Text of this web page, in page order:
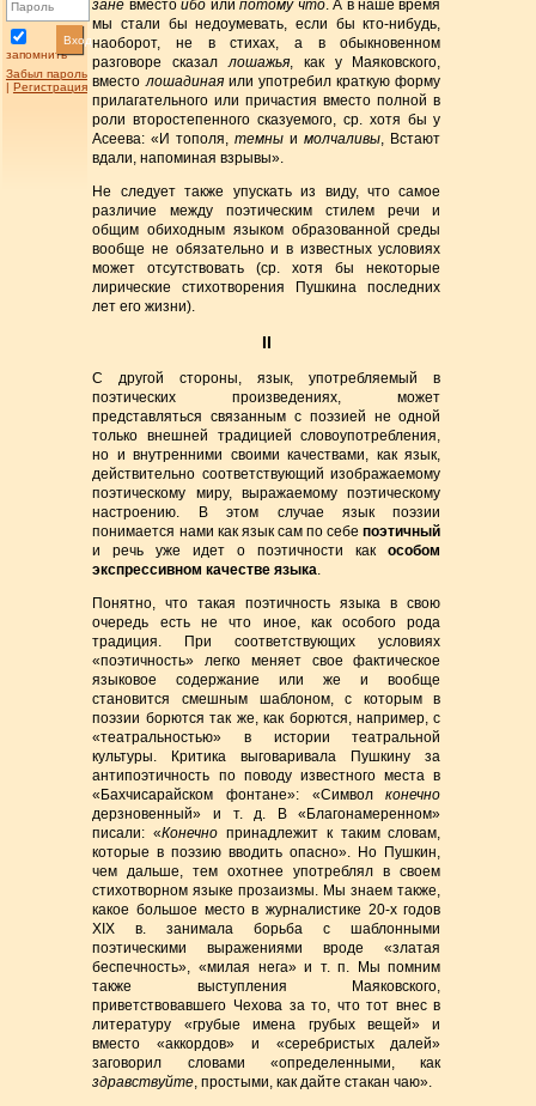
запомнить
Вход
Забыл пароль
| Регистрация
зане вместоибо илипотому что. А в наше время
мы стали бы недоумевать, если бы кто-нибудь,
наоборот, не в стихах, а в обыкновенном
разговоре сказаллошажья, как у Маяковского,
вместолошадинаяили употребил краткую форму
прилагательного или причастия вместо полной в
роли второстепенного сказуемого, ср. хотя бы у
Асеева: «И тополя,темны имолчаливы, Встают
вдали, напоминая взрывы».
Не следует также упускать из виду, что самое
различие между поэтическим стилем речи и
общим обиходным языком образованной среды
вообще не обязательно и в известных условиях
может отсутствовать (ср. хотя бы некоторые
лирические стихотворения Пушкина последних
лет его жизни).
II
С другой стороны, язык, употребляемый в
поэтических произведениях, может
представляться связанным с поэзией не одной
только внешней традицией словоупотребления,
но и внутренними своими качествами, как язык,
действительно соответствующий изображаемому
поэтическому миру, выражаемому поэтическому
настроению. В этом случае язык поэзии
понимается нами как язык сам по себепоэтичный
и речь уже идет о поэтичности какособом
экспрессивном качестве языка.
Понятно, что такая поэтичность языка в свою
очередь есть не что иное, как особого рода
традиция. При соответствующих условиях
«поэтичность» легко меняет свое фактическое
языковое содержание или же и вообще
становится смешным шаблоном, с которым в
поэзии борются так же, как борются, например, с
«театральностью» в истории театральной
культуры. Критика выговаривала Пушкину за
антипоэтичность по поводу известного места в
«Бахчисарайском фонтане»: «Символконечно
дерзновенный» и т. д. В «Благонамеренном»
писали: «Конечно принадлежит к таким словам,
которые в поэзию вводить опасно». Но Пушкин,
чем дальше, тем охотнее употреблял в своем
стихотворном языке прозаизмы. Мы знаем также,
какое большое место в журналистике 20-х годов
XIX в. занимала борьба с шаблонными
поэтическими выражениями вроде «златая
беспечность», «милая нега» и т. п. Мы помним
также выступления Маяковского,
приветствовавшего Чехова за то, что тот внес в
литературу «грубые имена грубых вещей» и
вместо «аккордов» и «серебристых далей»
заговорил словами «определенными, как
здравствуйте, простыми, как дайте стакан чаю».